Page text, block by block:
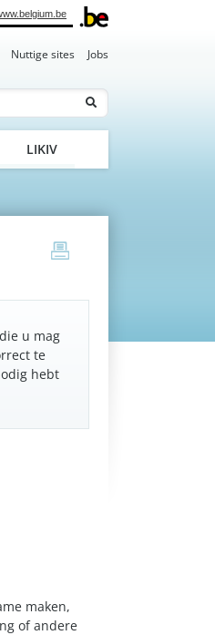
Nuttige sites Jobs
Zoeken
LIKIV
print
u mag
te
hebt
maken,
of andere